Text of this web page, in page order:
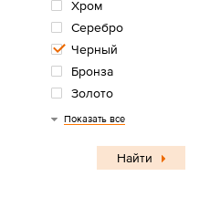
Хром
Серебро
Черный
Бронза
Золото
Графит
Серый
Показать все
Найти